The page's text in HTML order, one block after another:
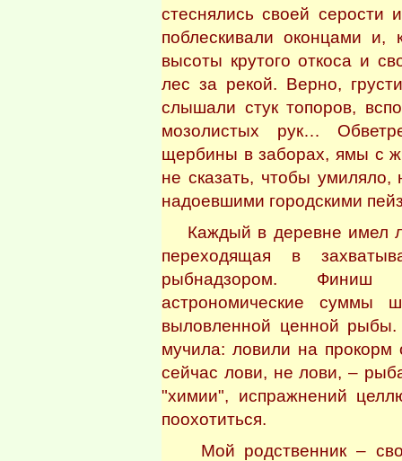
стеснялись своей серости
поблескивали оконцами и,
высоты крутого откоса и
лес за рекой. Верно,
слышали стук топоров,
мозолистых рук…
щербины в заборах, ямы с
не сказать, чтобы умиляло,
надоевшими городскими
Каждый в деревне имел
переходящая в
рыбнадзором. Финиш
астрономические суммы
выловленной ценной
мучила: ловили на
сейчас лови, не лови, –
"химии", испражнений
поохотиться.
Мой родственник –